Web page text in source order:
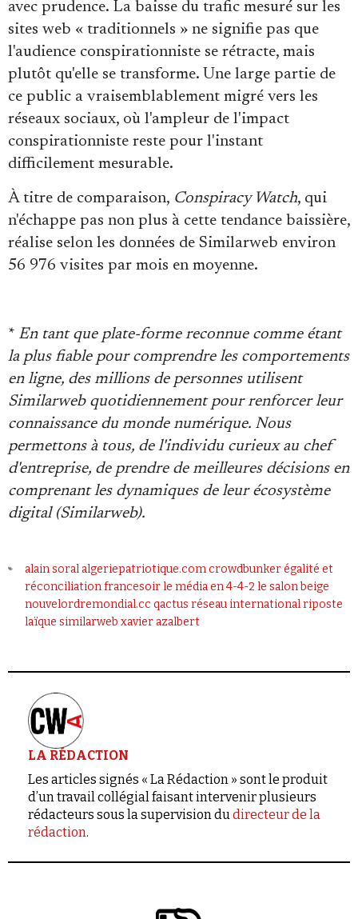
avec prudence. La baisse du trafic mesuré sur les
sites web « traditionnels » ne signifie pas que
l'audience conspirationniste se rétracte, mais
plutôt qu'elle se transforme. Une large partie de
ce public a vraisemblablement migré vers les
réseaux sociaux, où l'ampleur de l'impact
conspirationniste reste pour l'instant
difficilement mesurable.
À titre de comparaison, Conspiracy Watch, qui
n'échappe pas non plus à cette tendance baissière,
réalise selon les données de Similarweb environ
56 976 visites par mois en moyenne.
* En tant que plate-forme reconnue comme étant
la plus fiable pour comprendre les comportements
en ligne, des millions de personnes utilisent
Similarweb quotidiennement pour renforcer leur
connaissance du monde numérique. Nous
permettons à tous, de l'individu curieux au chef
d'entreprise, de prendre de meilleures décisions en
comprenant les dynamiques de leur écosystème
digital (Similarweb).
alain soral algeriepatriotique.comcrowdbunkerégalité et
réconciliationfrancesoirle média en 4-4-2 le salon beige
nouvelordremondial.cc qactus réseau internationalriposte
laïque similarweb xavier azalbert
LA RÉDACTION
Les articles signés « La Rédaction » sont le produit
d’un travail collégial faisant intervenir plusieurs
rédacteurs sous la supervision du directeur de la
rédaction.